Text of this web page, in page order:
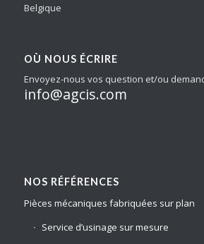
Belgique
OÙ NOUS ÉCRIRE
Envoyez-nous vos question et/ou
info@agcis.com
NOS RÉFÉRENCES
Pièces mécaniques fabriquées sur plan
Service d’usinage sur mesure